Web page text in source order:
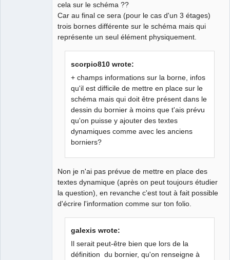
cela sur le schéma ??
Car au final ce sera (pour le cas d'un 3 étages)
trois bornes différente sur le schéma mais qui
représente un seul élément physiquement.
scorpio810 wrote:
+ champs informations sur la borne, infos
qu'il est difficile de mettre en place sur le
schéma mais qui doit être présent dans le
dessin du bornier à moins que t'ais prévu
qu'on puisse y ajouter des textes
dynamiques comme avec les anciens
borniers?
Non je n'ai pas prévue de mettre en place des
textes dynamique (après on peut toujours étudier
la question), en revanche c'est tout à fait possible
d'écrire l'information comme sur ton folio.
galexis wrote:
Il serait peut-être bien que lors de la
définition du bornier, qu'on renseigne à